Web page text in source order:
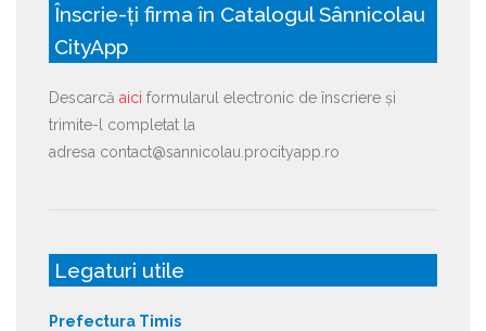
Înscrie-ți firma în Catalogul Sânnicolau
CityApp
Descarcă aici formularul electronic de înscriere și
trimite-l completat la
adresa contact@sannicolau.procityapp.ro
Legaturi utile
Prefectura Timis